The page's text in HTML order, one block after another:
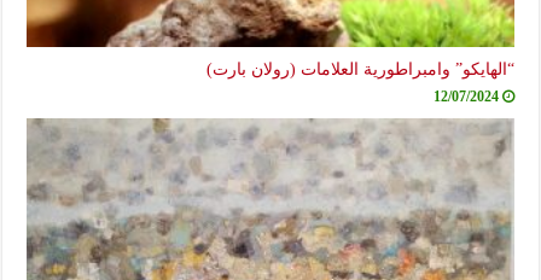
“الهايكو” وامبراطورية العلامات (رولان بارت)
12/07/2024